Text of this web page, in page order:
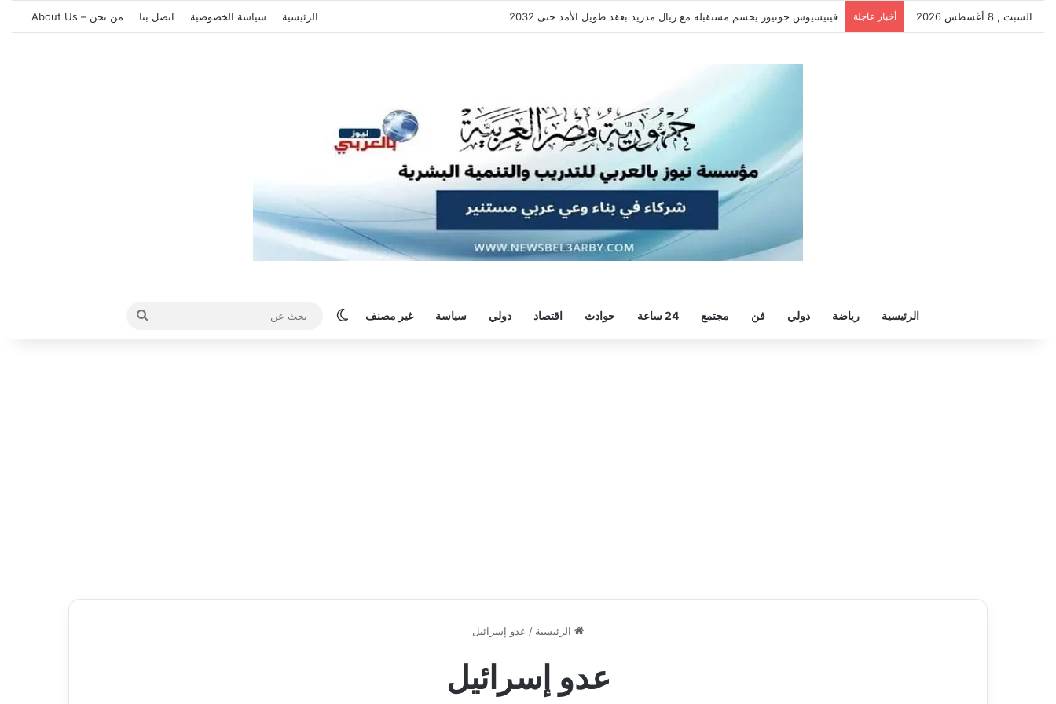
السبت , 8 أغسطس 2026 أخبار عاجلة فينيسيوس جونيور يحسم مستقبله مع ريال مدريد بعقد طويل الأمد حتى 2032 الرئيسية سياسة الخصوصية اتصل بنا من نحن – About Us
الرئيسية رياضة دولي فن مجتمع 24 ساعة حوادث اقتصاد دولي سياسة غير مصنف الوضع المظلم
بحث
الرئيسية / عدو إسرائيل
عدو إسرائيل